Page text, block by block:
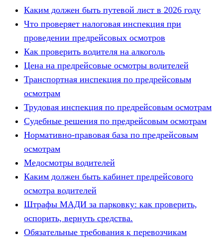
Каким должен быть путевой лист в 2026 году
Что проверяет налоговая инспекция при
проведении предрейсовых осмотров
Как проверить водителя на алкоголь
Цена на предрейсовые осмотры водителей
Транспортная инспекция по предрейсовым
осмотрам
Трудовая инспекция по предрейсовым осмотрам
Судебные решения по предрейсовым осмотрам
Нормативно-правовая база по предрейсовым
осмотрам
Медосмотры водителей
Каким должен быть кабинет предрейсового
осмотра водителей
Штрафы МАДИ за парковку: как проверить,
оспорить, вернуть средства.
Обязательные требования к перевозчикам